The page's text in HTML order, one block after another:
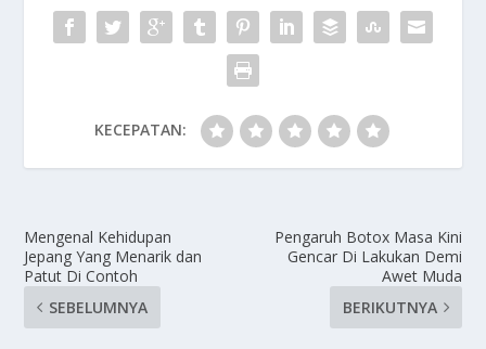
KECEPATAN:
Mengenal Kehidupan
Jepang Yang Menarik dan
Patut Di Contoh
SEBELUMNYA
Pengaruh Botox Masa Kini
Gencar Di Lakukan Demi
Awet Muda
BERIKUTNYA